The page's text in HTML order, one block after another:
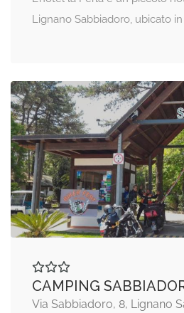
Lignano Sabbiadoro, ubicato in
CAMPING
Via Sabbiadoro, 8, Lignano